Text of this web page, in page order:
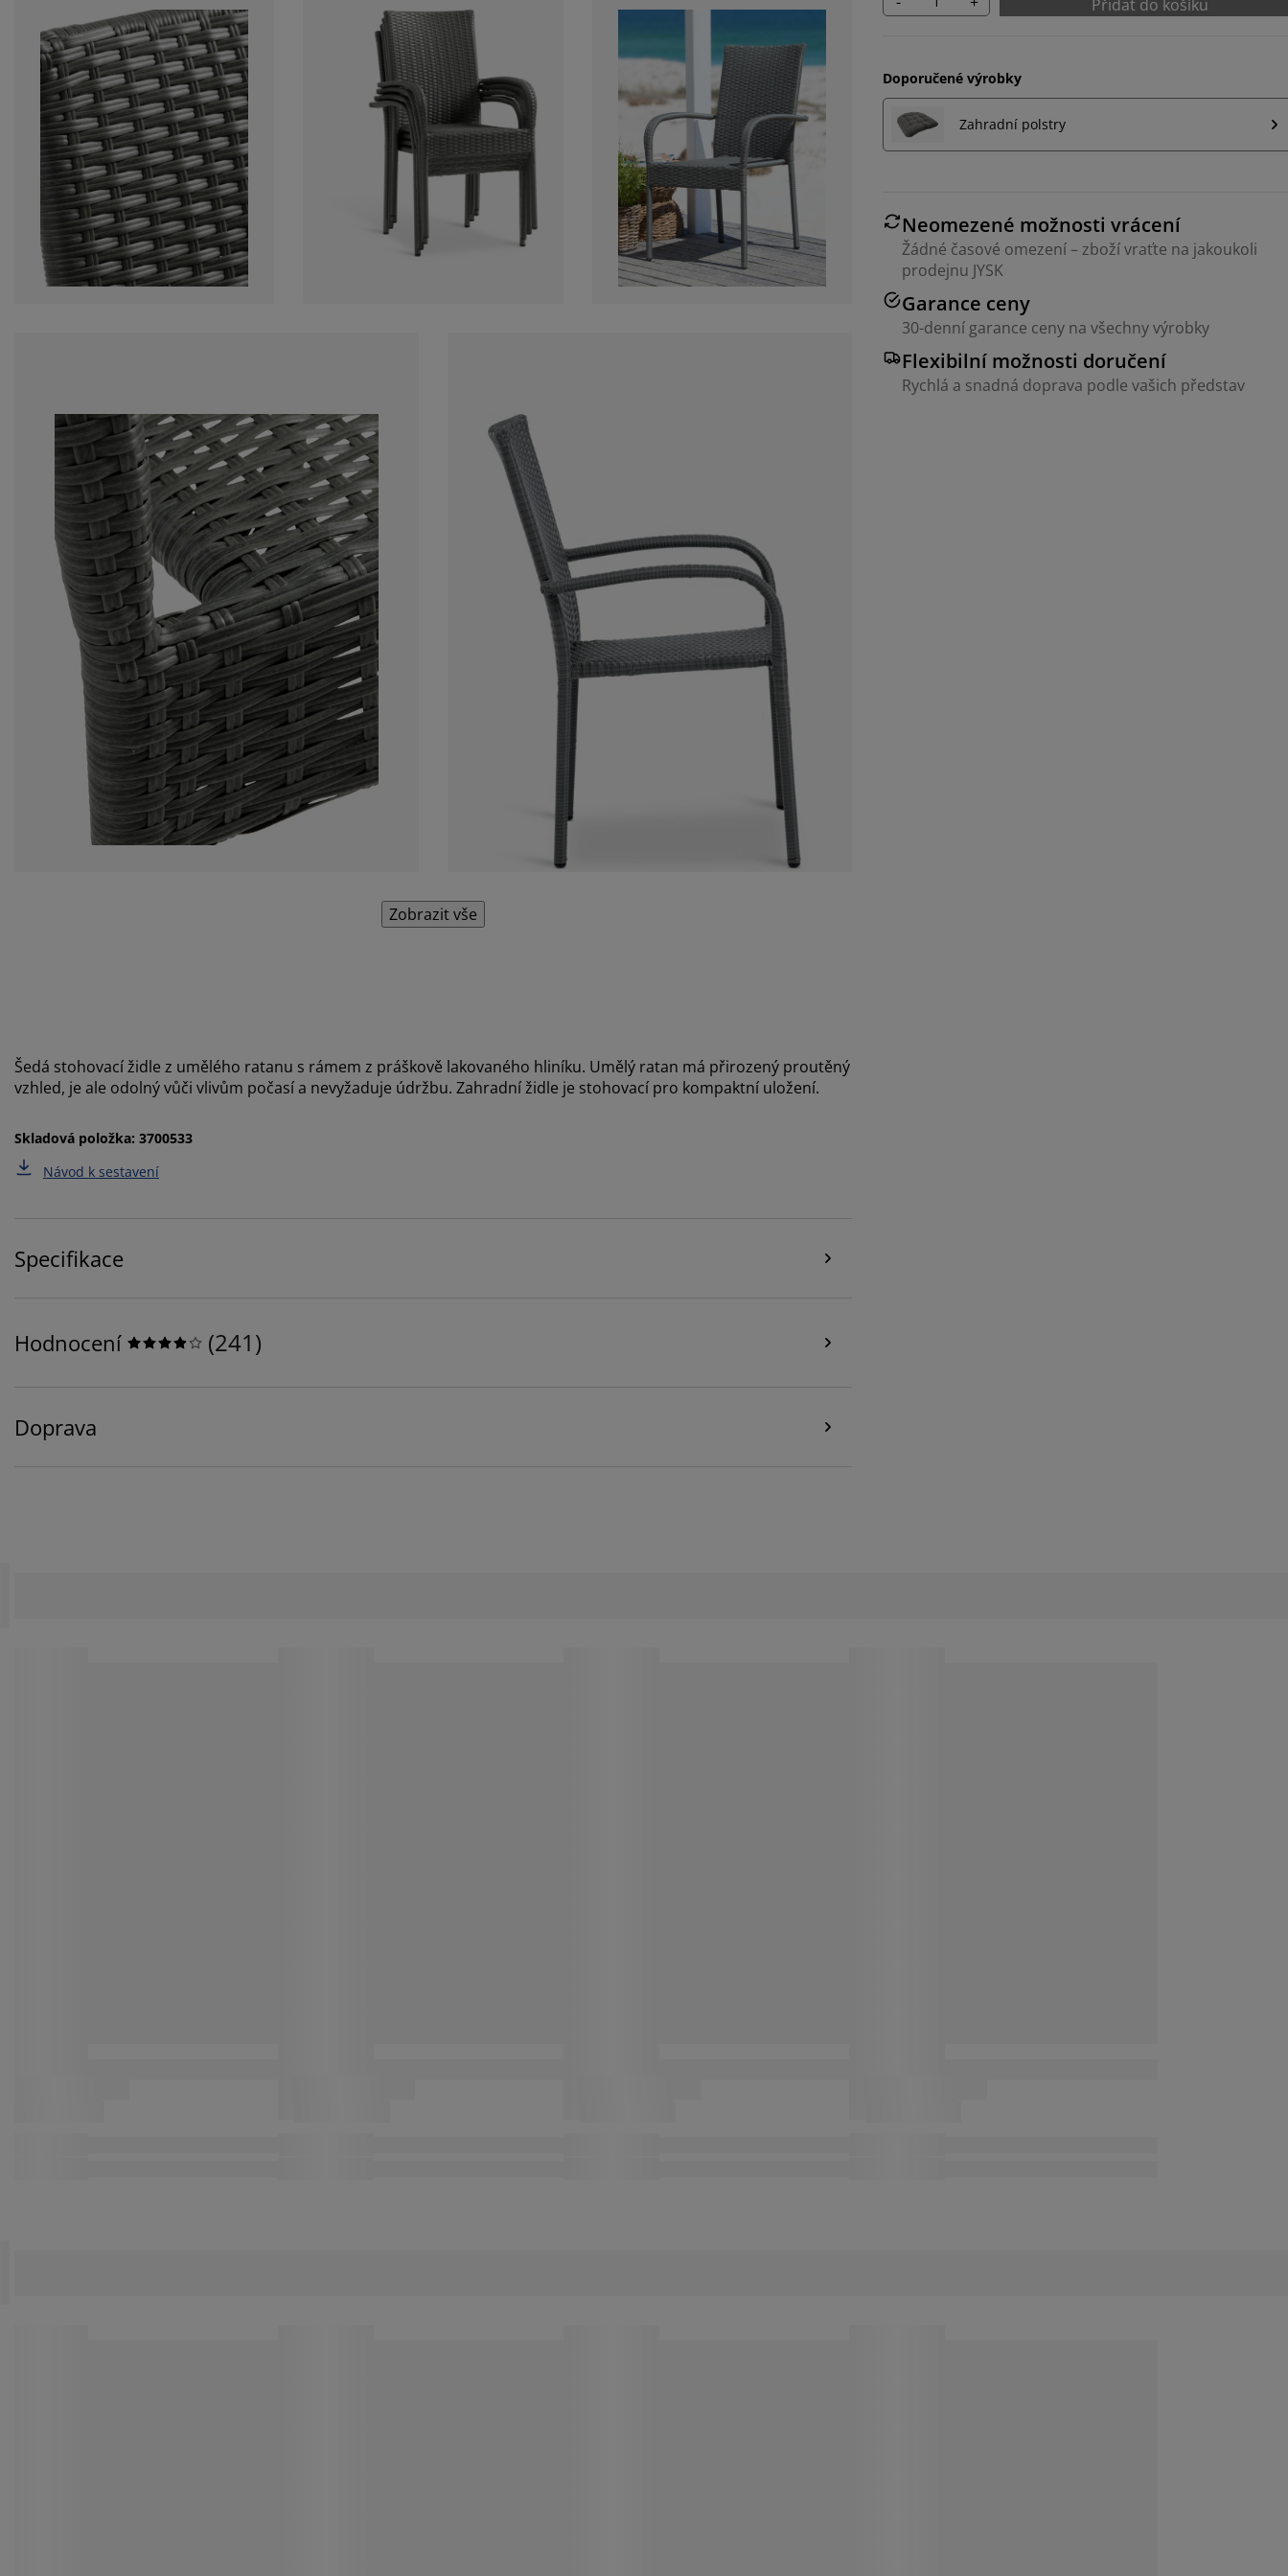
Zobrazit vše
Přidat do košíku
Doporučené výrobky
Zahradní polstry
Neomezené možnosti vrácení
Žádné časové omezení – zboží vraťte na jakoukoli
prodejnu JYSK
Garance ceny
30-denní garance ceny na všechny výrobky
Flexibilní možnosti doručení
Rychlá a snadná doprava podle vašich představ
Šedá stohovací židle z umělého ratanu s rámem z práškově lakovaného hliníku. Umělý ratan má přirozený proutěný
vzhled, je ale odolný vůči vlivům počasí a nevyžaduje údržbu. Zahradní židle je stohovací pro kompaktní uložení.
Skladová položka: 3700533
Návod k sestavení
Specifikace
Hodnocení (241)
Doprava